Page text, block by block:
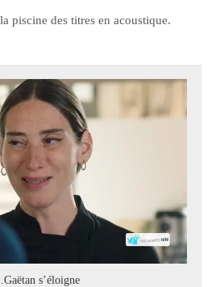
piscine des titres en acoustique.
s’éloigne